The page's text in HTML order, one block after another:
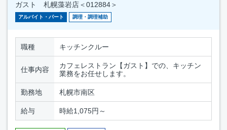
ガスト 札幌藻岩店＜012884＞
アルバイト・パート 調理・調理補助
職種 キッチンクルー
仕事内容
カフェレストラン【ガスト】での、キッチン
業務をお任せします。
勤務地 札幌市南区
給与 時給1,075円～